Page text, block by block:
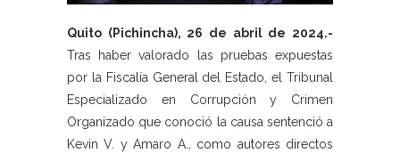
Quito (Pichincha), 26 de abril de 2024.-
Tras haber valorado las pruebas expuestas
por la Fiscalía General del Estado, el Tribunal
Especializado en Corrupción y Crimen
Organizado que conoció la causa sentenció a
Kevin V. y Amaro A., como autores directos